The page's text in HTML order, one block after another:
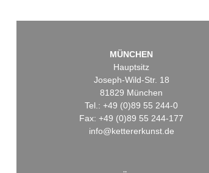
MÜNCHEN
Hauptsitz
Joseph-Wild-Str. 18
81829 München
Tel.: +49 (0)89 55 244-0
Fax: +49 (0)89 55 244-177
info@kettererkunst.de